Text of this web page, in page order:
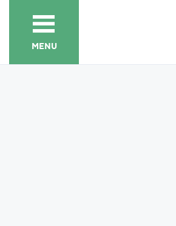
MENU